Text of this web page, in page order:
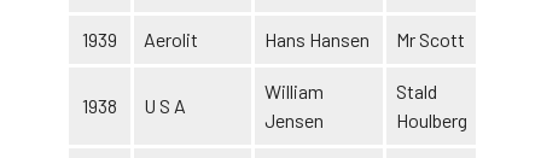
1939 Aerolit Hans Hansen Mr Scott
1938 U S A
William
Jensen
Stald
Houlberg